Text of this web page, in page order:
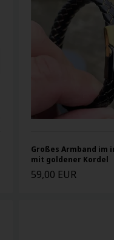
Großes Armband im
mit goldener Kordel
59,00 EUR